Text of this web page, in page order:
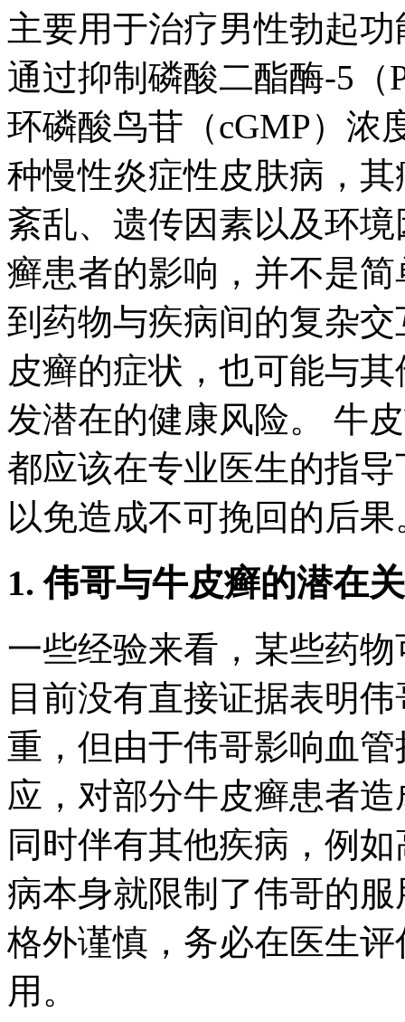
主要用于治疗男性勃起
通过抑制磷酸二酯酶-5（
环磷酸鸟苷（cGMP）浓
种慢性炎症性皮肤病，
紊乱、遗传因素以及环
癣患者的影响，并不是
到药物与疾病间的复杂
皮癣的症状，也可能与
发潜在的健康风险。 牛
都应该在专业医生的指
以免造成不可挽回的后果
1. 伟哥与牛皮癣的潜在
一些经验来看，某些药
目前没有直接证据表明
重，但由于伟哥影响血
应，对部分牛皮癣患者
同时伴有其他疾病，例
病本身就限制了伟哥的
格外谨慎，务必在医生
用。